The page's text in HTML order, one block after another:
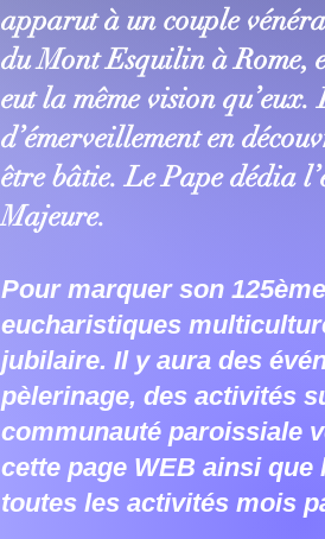
apparut à un couple
du Mont Esquilin à Rome,
eut la même vision
d’émerveillement en
être bâtie. Le Pape dédia
Majeure.
Pour marquer son
eucharistiques
jubilaire. Il y aura des
pèlerinage, des activités
communauté paroissiale
cette page WEB ainsi
toutes les activités mois